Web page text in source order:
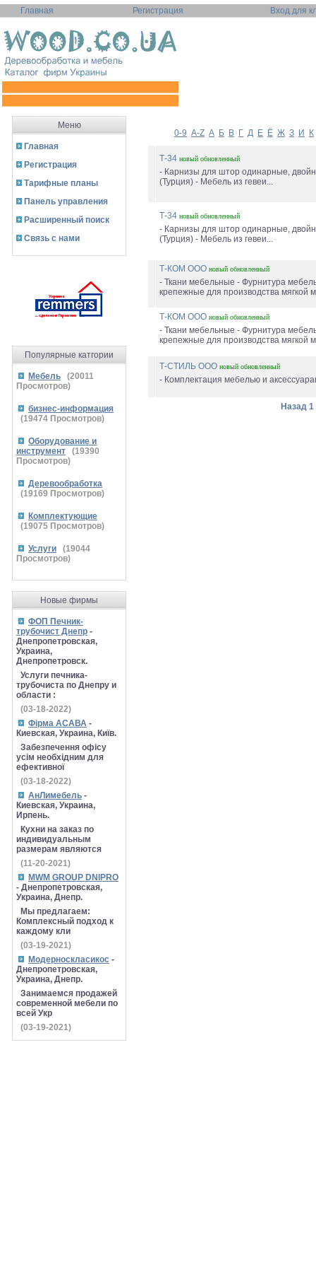
Главная Регистрация Вход для
Меню
Главная
Регистрация
Тарифные планы
Панель управления
Расширенный поиск
Связь с нами
Популярные катгории
Мебель (20011
Просмотров)
бизнес-информация
(19474 Просмотров)
Оборудование и
инструмент
(19390
Просмотров)
Деревообработка
(19169 Просмотров)
Комплектующие
(19075 Просмотров)
Услуги (19044
Просмотров)
Новые фирмы
ФОП Печник-
трубочист Днепр -
Днепропетровская,
Украина,
Днепропетровск.
Услуги печника-
трубочиста по Днепру и
области :
(03-18-2022)
Фірма АСАВА -
Киевская, Украина, Київ.
Забезпечення офісу
усім необхідним для
ефективної
(03-18-2022)
АнЛимебель -
Киевская, Украина,
Ирпень.
Кухни на заказ по
индивидуальным
размерам являются
(11-20-2021)
MWM GROUP DNIPRO
- Днепропетровская,
Украина, Днепр.
Мы предлагаем:
Комплексный подход к
каждому кли
(03-19-2021)
Модерноскласикос -
Днепропетровская,
Украина, Днепр.
Занимаемся продажей
современной мебели по
всей Укр
(03-19-2021)
0-9 A-Z А Б В Г Д Е Ё Ж З И К
Т-34 новый обновленный
- Карнизы для штор одинарные,
(Турция) - Мебель из гевеи...
Т-34 новый обновленный
- Карнизы для штор одинарные,
(Турция) - Мебель из гевеи...
Т-КОМ ООО новый обновленный
- Ткани мебельные - Фурнитура
крепежные для производства мягкой
Т-КОМ ООО новый обновленный
- Ткани мебельные - Фурнитура
крепежные для производства мягкой
Т-СТИЛЬ ООО новый обновленный
- Комплектация мебелью и
Назад 1